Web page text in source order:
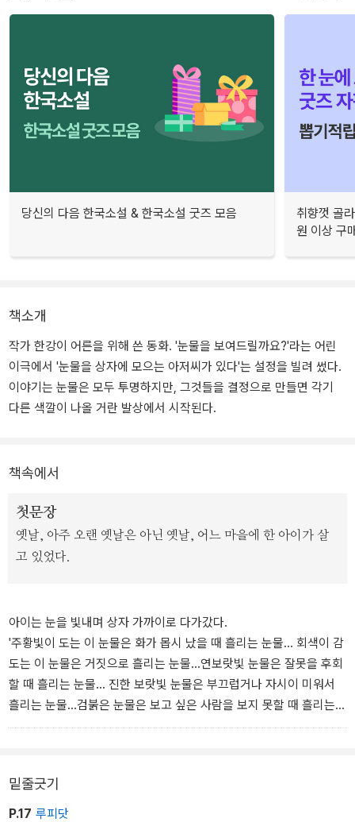
당신의 다음 한국소설 & 한국소설 굿즈 모음
취향껏 골
원 이상 구
책소개
작가 한강이 어른을 위해 쓴 동화. '눈물을 보여드릴까요?'라는 어린
이극에서 '눈물을 상자에 모으는 아저씨가 있다'는 설정을 빌려 썼다.
이야기는 눈물은 모두 투명하지만, 그것들을 결정으로 만들면 각기
다른 색깔이 나올 거란 발상에서 시작된다.
책속에서
첫문장
옛날, 아주 오랜 옛날은 아닌 옛날, 어느 마을에 한 아이가 살
고 있었다.
아이는 눈을 빛내며 상자 가까이로 다가갔다.
'주황빛이 도는 이 눈물은 화가 몹시 났을 때 흘리는 눈물... 회색이 감
도는 이 눈물은 거짓으로 흘리는 눈물...연보랏빛 눈물은 잘못을 후회
할 때 흘리는 눈물... 진한 보랏빛 눈물은 부끄럽거나 자시이 미워서
흘리는 눈물...검붉은 눈물은 보고 싶은 사람을 보지 못할 때 흘리는
눈물... 분홍빛 눈물은 기쁨에 겨워 흘리는 눈물... 연한 갈색의 저 눈
'아기들의 눈물이야.'
'그 뒤에, 조금 진한 연두색 눈물두요?'
밑줄긋기
P.17 루피닷